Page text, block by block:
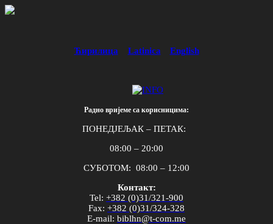
Ћирилица Latinica English
Радно вријеме са корисницима:
ПОНЕДЈЕЉАК – ПЕТАК:
08:00 – 20:00
СУБОТОМ: 08:00 – 12:00
Контакт:
Tel: +382 (0)31/321-900
Fax: +382 (0)31/324-328
E-mail: biblhn@t-com.me